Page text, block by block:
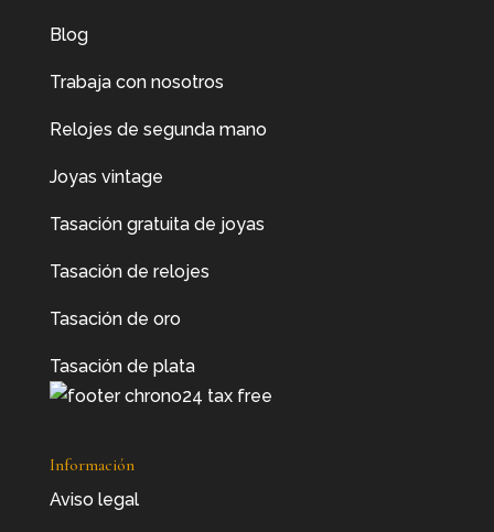
Blog
Trabaja con nosotros
Relojes de segunda mano
Joyas vintage
Tasación gratuita de joyas
Tasación de relojes
Tasación de oro
Tasación de plata
Información
Aviso legal